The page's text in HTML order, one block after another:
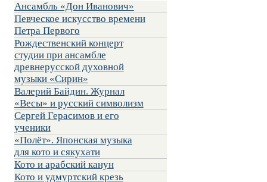
Ансамбль «Дон Иванович»
Певческое искусство времени
Петра Первого
Рождественский концерт
студии при ансамбле
древнерусской духовной
музыки «Сирин»
Валерий Байдин. Журнал
«Весы» и русский символизм
Сергей Герасимов и его
ученики
«Полёт». Японская музыка
для кото и сякухати
Кото и арабский канун
Кото и удмуртский крезь